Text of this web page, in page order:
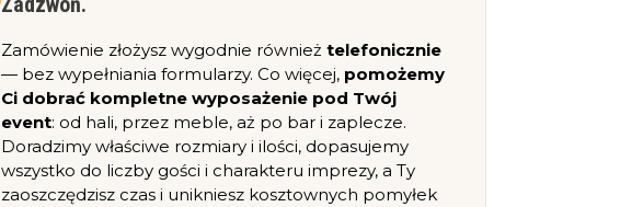
Zamówienie złożysz wygodnie również telefonicznie
— bez wypełniania formularzy. Co więcej, pomożemy
Ci dobrać kompletne wyposażenie pod Twój
event: od hali, przez meble, aż po bar i zaplecze.
Doradzimy właściwe rozmiary i ilości, dopasujemy
wszystko do liczby gości i charakteru imprezy, a Ty
zaoszczędzisz czas i unikniesz kosztownych pomyłek